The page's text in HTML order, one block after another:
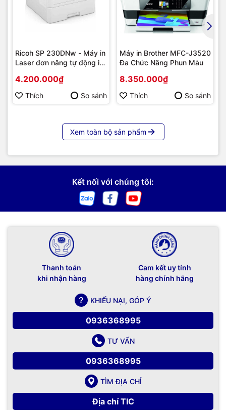
Ricoh SP 230DNw - Máy in
Laser đơn năng tự động in
4.200.000₫
Thích So sánh
Máy in Brother MFC-J3520
Đa Chức Năng Phun Màu
8.350.000₫
Thích So sánh
Xem toàn bộ sản phẩm
Kết nối với chúng tôi:
Thanh toán
khi nhận hàng
Cam kết uy tính
hàng chính hãng
KHIẾU NẠI, GÓP Ý
0936368995
TƯ VẤN
0936368995
TÌM ĐỊA CHỈ
Địa chỉ TIC